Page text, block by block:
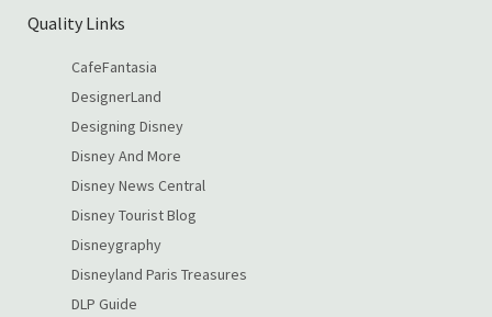
Quality Links
CafeFantasia
DesignerLand
Designing Disney
Disney And More
Disney News Central
Disney Tourist Blog
Disneygraphy
Disneyland Paris Treasures
DLP Guide